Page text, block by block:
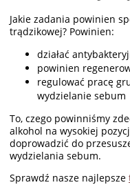
Jakie zadania powinien
trądzikowej? Powinien:
działać
powinien
regulować pracę
wydzielanie sebum
To, czego powinniśmy
alkohol na wysokiej
doprowadzić do
wydzielania sebum.
Sprawdź nasze najlepsze